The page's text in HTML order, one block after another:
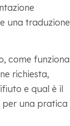
una traduzione
come funziona
richiesta,
e qual è il
per una pratica